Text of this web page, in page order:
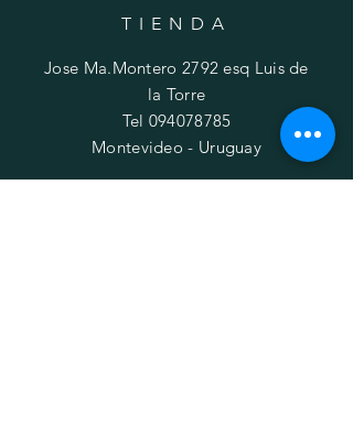
TIENDA
Jose Ma.Montero 2792 esq Luis de
la Torre
Tel 094078785
Montevideo - Uruguay